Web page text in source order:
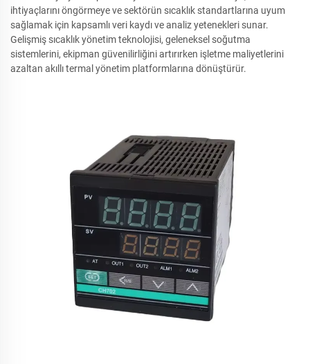
ihtiyaçlarını öngörmeye ve sektörün sıcaklık standartlarına uyum
sağlamak için kapsamlı veri kaydı ve analiz yetenekleri sunar.
Gelişmiş sıcaklık yönetim teknolojisi, geleneksel soğutma
sistemlerini, ekipman güvenilirliğini artırırken işletme maliyetlerini
azaltan akıllı termal yönetim platformlarına dönüştürür.